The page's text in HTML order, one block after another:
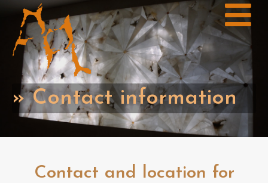
» Contact information
Contact and location for